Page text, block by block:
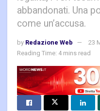
abbandonati. Una
come un’accusa.
by Redazione Web
23
Reading Time: 4 mins read